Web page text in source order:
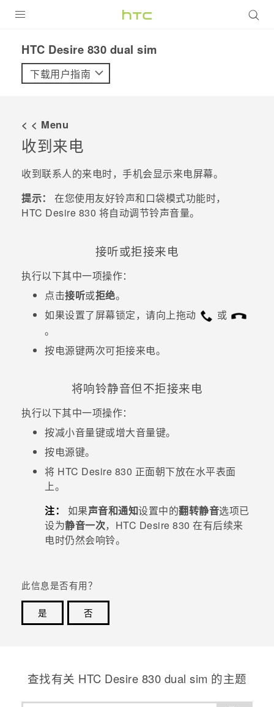
VIVE
支持帮助
在线客服
HTC Desire 830 dual sim‎
下载用户指南
< < Menu
收到来电
收到联系人的来电时，手机会显示来电屏幕。
提示：
在您使用友好铃声和口袋模式功能时，
HTC Desire 830 将自动调节铃声音量。
接听或拒接来电
执行以下其中一项操作：
点击接听或拒绝。
如果设置了屏幕锁定，请向上拖动
或
。
按电源键两次可拒接来电。
将响铃静音但不拒接来电
执行以下其中一项操作：
按减小音量键或增大音量键。
按电源键。
将 HTC Desire 830 正面朝下放在水平表面
上。
注：
如果声音和通知设置中的翻转静音选项已
设为静音一次， HTC Desire 830 在有后续来
电时仍然会响铃。
此信息是否有用？
是
否
查找有关 HTC Desire 830 dual sim 的主题